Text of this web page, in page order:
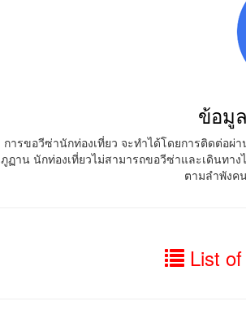
ข้อมู
การขอวีซ่านักท่องเที่ยว จะทำได้โดยการติดต่อผ่
ภูฏาน นักท่องเที่ยวไม่สามารถขอวีซ่าและเดินทา
ตามลำพังค
List